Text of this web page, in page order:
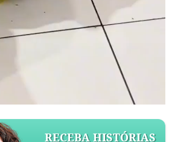
RECEBA HISTÓRIAS